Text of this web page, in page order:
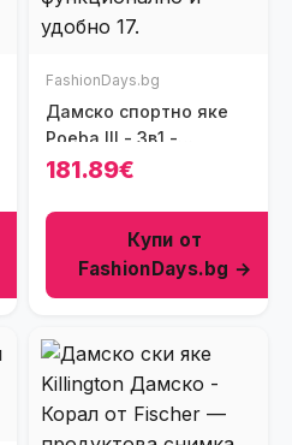
FashionDays.bg
Дамско спортно яке
Poeba III - 3в1 -
Полиестер - Синьо -
181.89€
Купи от
FashionDays.bg →